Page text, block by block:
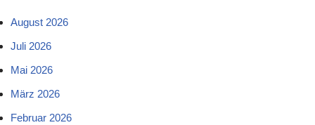
August 2026
Juli 2026
Mai 2026
März 2026
Februar 2026